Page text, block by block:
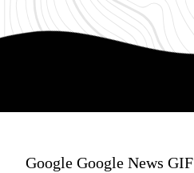
Google Google News GIF